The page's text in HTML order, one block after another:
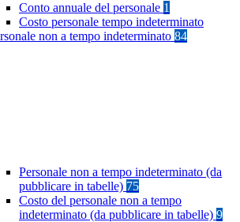
Conto annuale del personale 1
Costo personale tempo indeterminato
non a tempo indeterminato 84
Personale non a tempo indeterminato (da
pubblicare in tabelle) 75
Costo del personale non a tempo
indeterminato (da pubblicare in tabelle) 9